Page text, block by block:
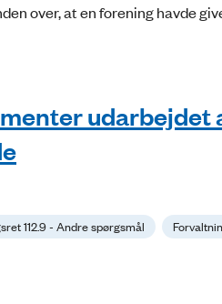
over, at en forening havde
udarbejdet
112.9 - Andre spørgsmål